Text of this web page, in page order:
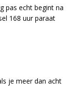
pas echt begint na
168 uur paraat
je meer dan acht